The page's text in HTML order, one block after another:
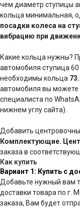
чем диаметр ступицы
кольца минимальная,
посадки колеса на
вибрацию при
Какие кольца нужны?
автомобиля ступица
необходимы кольца
автомобиля вы можете
специалиста по
нижнем углу сайта).
Добавить
Комплектующие.
заказа в
Как купить
Вариант 1: Купить с
Добавьте нужный вам
доставки товара по г.
заказа, Вам будет